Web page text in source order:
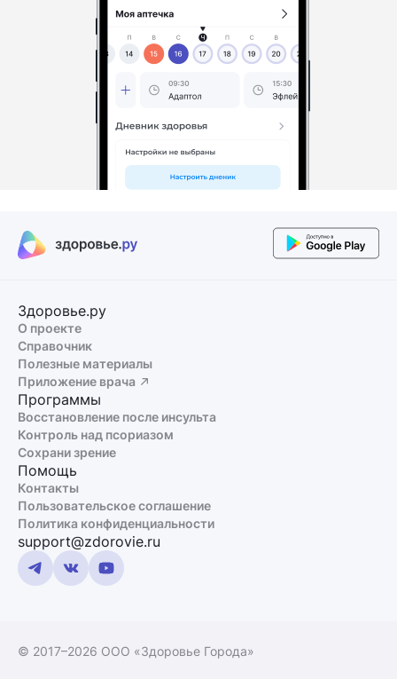
Здоровье.ру
О проекте
Справочник
Полезные материалы
Приложение врача
Программы
Восстановление после инсульта
Контроль над псориазом
Сохрани зрение
Помощь
Контакты
Пользовательское соглашение
Политика конфиденциальности
support@zdorovie.ru
© 2017–2026 ООО «Здоровье Города»